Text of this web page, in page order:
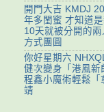
開門大吉 KMDJ
年多閨蜜 才知道
10天就被分開的
方式團圓
你好星期六
健次變身「港風新
程鑫小魔術輕鬆「
靖